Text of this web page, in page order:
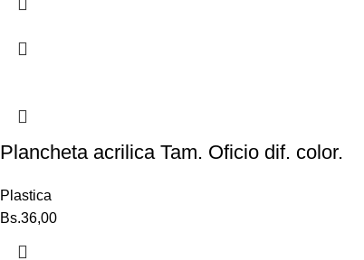
Plancheta acrilica Tam. Oficio dif. color.
Plastica
Bs.36,00